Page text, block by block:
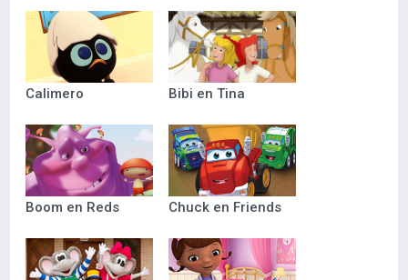
Calimero Bibi en Tina
Boom en Reds Chuck en Friends